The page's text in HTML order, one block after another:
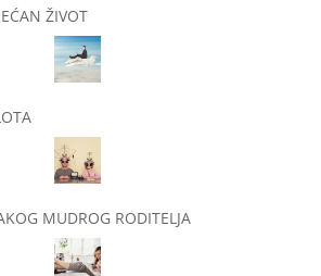
ŽIVOT
MUDROG RODITELJA